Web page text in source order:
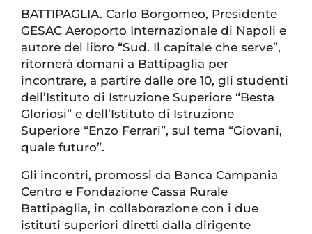
BATTIPAGLIA. Carlo Borgomeo, Presidente
GESAC Aeroporto Internazionale di Napoli e
autore del libro “Sud. Il capitale che serve”,
ritornerà domani a Battipaglia per
incontrare, a partire dalle ore 10, gli studenti
dell’Istituto di Istruzione Superiore “Besta
Gloriosi” e dell’Istituto di Istruzione
Superiore “Enzo Ferrari”, sul tema “Giovani,
quale futuro”.
Gli incontri, promossi da Banca Campania
Centro e Fondazione Cassa Rurale
Battipaglia, in collaborazione con i due
istituti superiori diretti dalla dirigente